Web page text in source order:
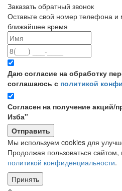
Заказать обратный звонок
Оставьте свой номер телефона
ближайшее время
Даю согласие на обработку
соглашаюсь с политикой
Согласен на получение акций/
Изба"
Мы используем cookies для
Продолжая пользоваться сайтом,
политикой конфиденциальности.
Принять